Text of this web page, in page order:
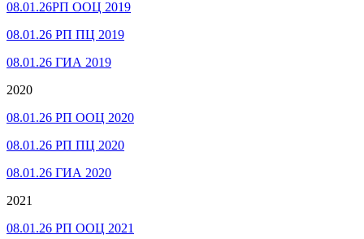
08.01.26РП ООЦ 2019
08.01.26 РП ПЦ 2019
08.01.26 ГИА 2019
2020
08.01.26 РП ООЦ 2020
08.01.26 РП ПЦ 2020
08.01.26 ГИА 2020
2021
08.01.26 РП ООЦ 2021